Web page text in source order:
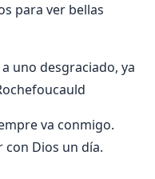
para ver bellas
uno desgraciado, ya
va conmigo.
con Dios un día.